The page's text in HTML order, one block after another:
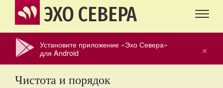
ЭХО СЕВЕРА
×
Установите приложение «Эхо Севера»
для Android
Чистота и порядок